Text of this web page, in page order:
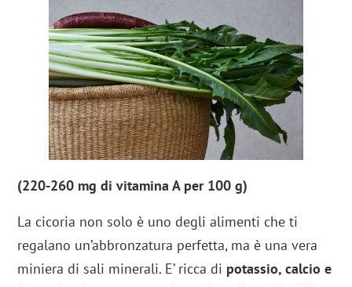
(220-260 mg di vitamina A per 100 g)
La cicoria non solo è uno degli alimenti che ti
regalano un’abbronzatura perfetta, ma è una vera
miniera di sali minerali. E’ ricca di potassio, calcio e